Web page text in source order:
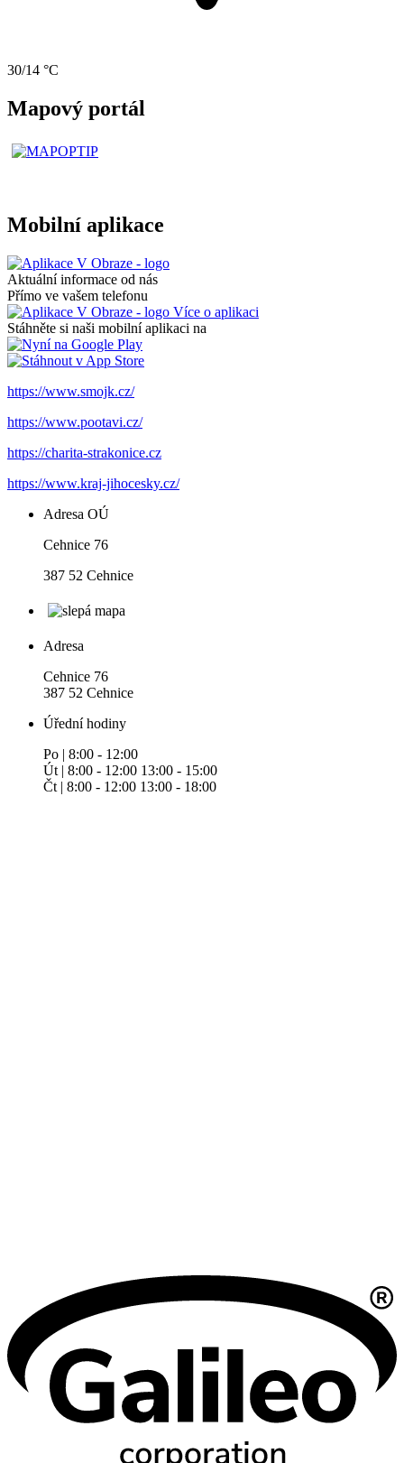
30/14 °C
Mapový portál
Mobilní aplikace
Aktuální informace od nás
Přímo ve vašem telefonu
Více o aplikaci
Stáhněte si naši mobilní aplikaci na
https://www.smojk.cz/
https://www.pootavi.cz/
https://charita-strakonice.cz
https://www.kraj-jihocesky.cz/
Adresa OÚ
Cehnice 76
387 52 Cehnice
Adresa
Cehnice 76
387 52 Cehnice
Úřední hodiny
Po | 8:00 - 12:00
Út | 8:00 - 12:00 13:00 - 15:00
Čt | 8:00 - 12:00 13:00 - 18:00